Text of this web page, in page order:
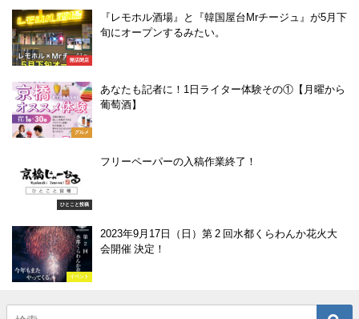
開店閉店
『レモホル酒場』と『韓国屋台Mrチージュ』が5月下
旬にオープンするみたい。
グルメ
あなたも記者に！1日ライター体験その①【月曜から
葡萄酒】
ひとこと投稿
フリーペーパーの入稿作業終了！
イベント
2023年9月17日（日）第 2 回水都くらわんか花火大
会開催 決定！